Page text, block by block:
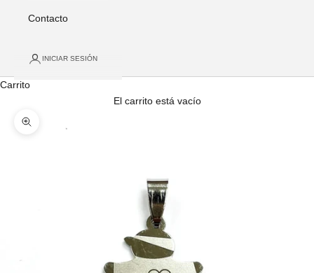
Contacto
INICIAR SESIÓN
Carrito
El carrito está vacío
Zoom